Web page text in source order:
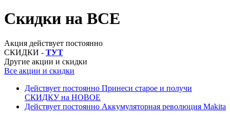
Скидки на ВСЕ
Акция действует постоянно
СКИДКИ - ТУТ
Другие акции и скидки
Все акции и скидки
Действует постоянно Принеси старое и получи
СКИДКУ на НОВОЕ
Действует постоянно Аккумуляторная революция Makita